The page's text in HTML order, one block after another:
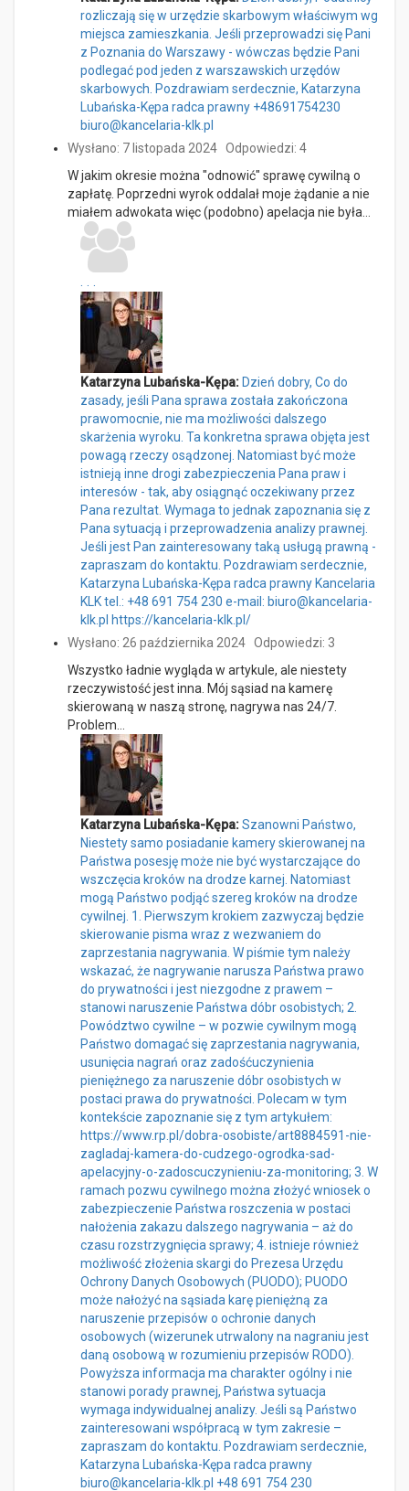
rozliczają się w urzędzie skarbowym właściwym wg
miejsca zamieszkania. Jeśli przeprowadzi się Pani
z Poznania do Warszawy - wówczas będzie Pani
podlegać pod jeden z warszawskich urzędów
skarbowych. Pozdrawiam serdecznie, Katarzyna
Lubańska-Kępa radca prawny +48691754230
biuro@kancelaria-klk.pl
Wysłano: 7 listopada 2024 Odpowiedzi: 4
W jakim okresie można "odnowić" sprawę cywilną o
zapłatę. Poprzedni wyrok oddalał moje żądanie a nie
miałem adwokata więc (podobno) apelacja nie była…
Katarzyna Lubańska-Kępa:Dzień dobry, Co do
zasady, jeśli Pana sprawa została zakończona
prawomocnie, nie ma możliwości dalszego
skarżenia wyroku. Ta konkretna sprawa objęta jest
powagą rzeczy osądzonej. Natomiast być może
istnieją inne drogi zabezpieczenia Pana praw i
interesów - tak, aby osiągnąć oczekiwany przez
Pana rezultat. Wymaga to jednak zapoznania się z
Pana sytuacją i przeprowadzenia analizy prawnej.
Jeśli jest Pan zainteresowany taką usługą prawną -
zapraszam do kontaktu. Pozdrawiam serdecznie,
Katarzyna Lubańska-Kępa radca prawny Kancelaria
KLK tel.: +48 691 754 230 e-mail: biuro@kancelaria-
klk.pl https://kancelaria-klk.pl/
Wysłano: 26 października 2024 Odpowiedzi: 3
Wszystko ładnie wygląda w artykule, ale niestety
rzeczywistość jest inna. Mój sąsiad na kamerę
skierowaną w naszą stronę, nagrywa nas 24/7.
Problem…
Katarzyna Lubańska-Kępa:Szanowni Państwo,
Niestety samo posiadanie kamery skierowanej na
Państwa posesję może nie być wystarczające do
wszczęcia kroków na drodze karnej. Natomiast
mogą Państwo podjąć szereg kroków na drodze
cywilnej. 1. Pierwszym krokiem zazwyczaj będzie
skierowanie pisma wraz z wezwaniem do
zaprzestania nagrywania. W piśmie tym należy
wskazać, że nagrywanie narusza Państwa prawo
do prywatności i jest niezgodne z prawem –
stanowi naruszenie Państwa dóbr osobistych; 2.
Powództwo cywilne – w pozwie cywilnym mogą
Państwo domagać się zaprzestania nagrywania,
usunięcia nagrań oraz zadośćuczynienia
pieniężnego za naruszenie dóbr osobistych w
postaci prawa do prywatności. Polecam w tym
kontekście zapoznanie się z tym artykułem:
https://www.rp.pl/dobra-osobiste/art8884591-nie-
zagladaj-kamera-do-cudzego-ogrodka-sad-
apelacyjny-o-zadoscuczynieniu-za-monitoring; 3. W
ramach pozwu cywilnego można złożyć wniosek o
zabezpieczenie Państwa roszczenia w postaci
nałożenia zakazu dalszego nagrywania – aż do
czasu rozstrzygnięcia sprawy; 4. istnieje również
możliwość złożenia skargi do Prezesa Urzędu
Ochrony Danych Osobowych (PUODO); PUODO
może nałożyć na sąsiada karę pieniężną za
naruszenie przepisów o ochronie danych
osobowych (wizerunek utrwalony na nagraniu jest
daną osobową w rozumieniu przepisów RODO).
Powyższa informacja ma charakter ogólny i nie
stanowi porady prawnej, Państwa sytuacja
wymaga indywidualnej analizy. Jeśli są Państwo
zainteresowani współpracą w tym zakresie –
zapraszam do kontaktu. Pozdrawiam serdecznie,
Katarzyna Lubańska-Kępa radca prawny
biuro@kancelaria-klk.pl +48 691 754 230